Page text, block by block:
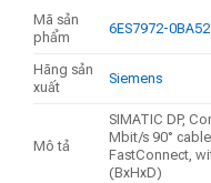
Mã sản
phẩm
6ES7972-
Hãng sản
xuất
Siemens
Mô tả
SIMATIC DP,
Mbit/s 90°
FastConnect,
(BxHxD)